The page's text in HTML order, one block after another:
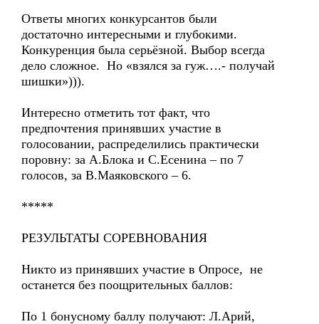
Ответы многих конкурсантов были
достаточно интересными и глубокими.
Конкуренция была серьёзной. Выбор всегда
дело сложное. Но «взялся за гуж….- получай
шишки»))).
Интересно отметить тот факт, что
предпочтения принявших участие в
голосовании, распределились практически
поровну: за А.Блока и С.Есенина – по 7
голосов, за В.Маяковского – 6.
*****
РЕЗУЛЬТАТЫ СОРЕВНОВАНИЯ
Никто из принявших участие в Опросе, не
останется без поощрительных баллов:
По 1 бонусному баллу получают: Л.Арий,